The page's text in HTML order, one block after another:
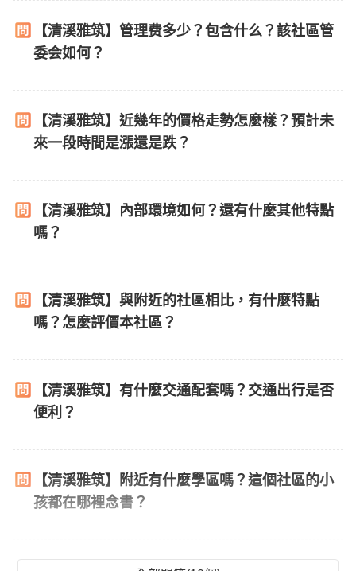
【清溪雅筑】管理费多少？包含什么？該社區管
委会如何？
【清溪雅筑】近幾年的價格走勢怎麼樣？預計未
來一段時間是漲還是跌？
【清溪雅筑】內部環境如何？還有什麼其他特點
嗎？
【清溪雅筑】與附近的社區相比，有什麼特點
嗎？怎麼評價本社區？
【清溪雅筑】有什麼交通配套嗎？交通出行是否
便利？
【清溪雅筑】附近有什麼學區嗎？這個社區的小
孩都在哪裡念書？